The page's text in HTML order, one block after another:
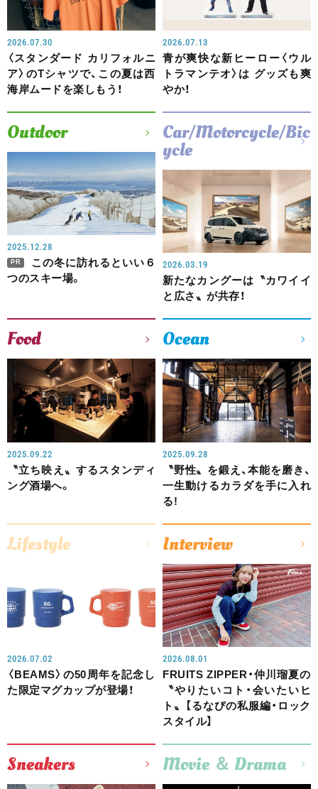
2026.07.30
〈スタンダード カリフォルニ
ア〉のTシャツで、この夏は西
海岸ムードを楽しもう！
2026.07.13
青が爽快な新ヒーロー〈ウル
トラマンテオ〉は グッズも爽
やか！
Outdoor
2025.12.28
PR
この冬に訪れるといい６
つのスキー場。
Car/Motorcycle/Bic
ycle
2026.03.19
新たなカングーは〝カワイイ
と広さ〟が共存！
Food
2025.09.22
〝立ち映え〟するスタンディ
ング酒場へ。
Ocean
2025.09.28
〝野性〟を鍛え、本能を磨き、
一生動けるカラダを手に入れ
る!
Lifestyle
2026.07.02
〈BEAMS〉の50周年を記念し
た限定マグカップが登場！
Interview
2026.08.01
FRUITS ZIPPER・仲川瑠夏の
〝やりたいコト・会いたいヒ
ト〟【るなぴの私服編・ロック
スタイル】
Sneakers Movie ＆ Drama